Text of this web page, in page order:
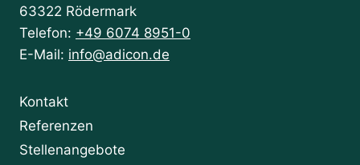
63322 Rödermark
Telefon: +49 6074 8951-0
E-Mail: info@adicon.de
Kontakt
Referenzen
Stellenangebote